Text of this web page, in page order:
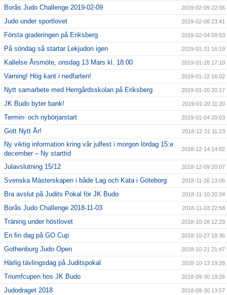
Borås Judo Challenge 2019-02-09 2019-02-09 22:06
Judo under sportlovet 2019-02-08 23:41
Första graderingen på Eriksberg 2019-02-04 09:53
På söndag så startar Lekjudon igen 2019-01-31 16:19
Kallelse Årsmöte, onsdag 13 Mars kl. 18:00 2019-01-28 17:10
Varning! Hög kant i nedfarten! 2019-01-22 16:02
Nytt samarbete med Herrgårdsskolan på Eriksberg 2019-01-20 20:17
JK Budo byter bank! 2019-01-20 11:20
Termin- och nybörjarstart 2019-01-04 20:03
Gott Nytt År! 2018-12-31 11:23
Ny viktig information kring vår julfest i morgon lördag 15:e
december – Ny starttid
2018-12-14 14:02
Julavslutning 15/12 2018-12-09 20:07
Svenska Mästerskapen i både Lag och Kata i Göteborg 2018-11-26 13:06
Bra avslut på Judits Pokal för JK Budo 2018-11-10 20:34
Borås Judo Challenge 2018-11-03 2018-11-03 22:58
Träning under höstlovet 2018-10-28 12:29
En fin dag på GO Cup 2018-10-27 18:36
Gothenburg Judo Open 2018-10-21 21:47
Härlig tävlingsdag på Juditspokal 2018-10-13 19:28
Triumfcupen hos JK Budo 2018-09-30 19:26
Judodraget 2018 2018-09-30 13:57